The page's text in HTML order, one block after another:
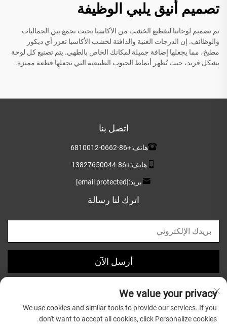
تصميم أنيق يلبي الوظيفة
تم تصميم لوحاتنا لتقطيع الخشب من الأكاسيا بحيث تجمع بين الجماليات
والوظائف. إن الدرجات الغنية والدافئة لخشب الأكاسيا تعزز أي ديكور
مطبخ، مما يجعلها إضافة جميلة لمكانك الخاص بالطهي. يتم تصنيع كل لوحة
بشكل فريد، حيث تُظهر أنماط الحبوب الطبيعية التي تجعلها قطعة مميزة.
اتصل بنا
هاتف:+86-0662-6810012
هاتف:+86-13827650044
بريد:[email protected]
اترك لنا رسالة
أرسل الآن
We value your privacy
We use cookies and similar tools to provide our services. If you
don't want to accept all cookies, click Personalize cookies.